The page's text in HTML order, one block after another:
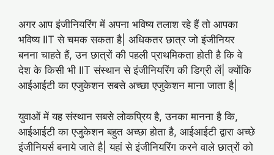
अगर आप इंजीनियरिंग में अपना भविष्य तलाश रहे हैं तो आपका
भविष्य IIT से चमक सकता है| अधिकतर छात्र जो इंजीनियर
बनना चाहते हैं, उन छात्रों की पहली प्राथमिकता होती है कि वे
देश के किसी भी IIT संस्थान से इंजीनियरिंग की डिग्री लें| क्योंकि
आईआईटी का एजुकेशन सबसे अच्छा एजुकेशन माना जाता है|
युवाओं में यह संस्थान सबसे लोकप्रिय है, उनका मानना है कि,
आईआईटी का एजुकेशन बहुत अच्छा होता है, आईआईटी द्वारा अच्छे
इंजीनियर्स बनाये जाते है| यहां से इंजीनियरिंग करने वाले छात्रों को